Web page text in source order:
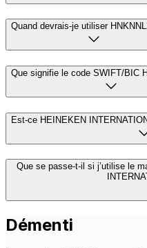
Quand devrais-je utiliser
Que signifie le code SWIFT/BIC
Est-ce HEINEKEN
Que se passe-t-il si j’utilise le
Démenti